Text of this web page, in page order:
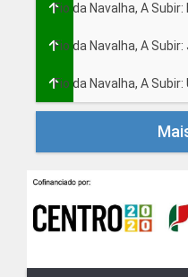
Fio da Navalha, A
Fio da Navalha, A
Fio da Navalha, A